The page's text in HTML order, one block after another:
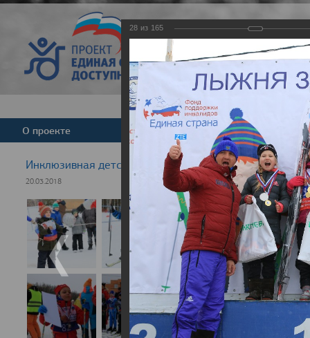
Версия для
О проекте Команда Новости
Инклюзивная детская гонка "Лыжня здоровья" 2018
20.03.2018
28 из 165